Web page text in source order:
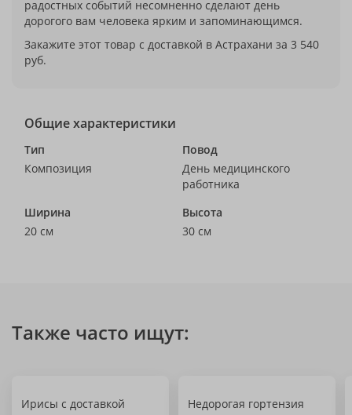
радостных событий несомненно сделают день
дорогого вам человека ярким и запоминающимся.
Закажите этот товар с доставкой в Астрахани за 3 540
руб.
Общие характеристики
Тип
Композиция
Повод
День медицинского
работника
Ширина
20 см
Высота
30 см
Также часто ищут:
Ирисы с доставкой Недорогая гортензия